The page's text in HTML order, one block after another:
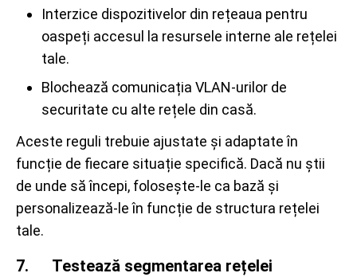
Interzice dispozitivelor din rețeaua pentru
oaspeți accesul la resursele interne ale rețelei
tale.
Blochează comunicația VLAN-urilor de
securitate cu alte rețele din casă.
Aceste reguli trebuie ajustate și adaptate în
funcție de fiecare situație specifică. Dacă nu știi
de unde să începi, folosește-le ca bază și
personalizează-le în funcție de structura rețelei
tale.
7. Testează segmentarea rețelei